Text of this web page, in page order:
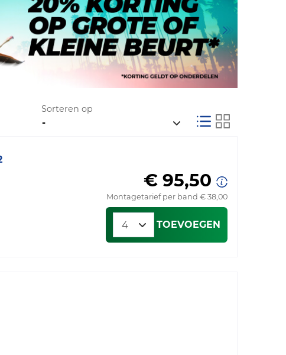
Sorteren op
€ 95,50
Montagetarief per band € 38,00
TOEVOEGEN